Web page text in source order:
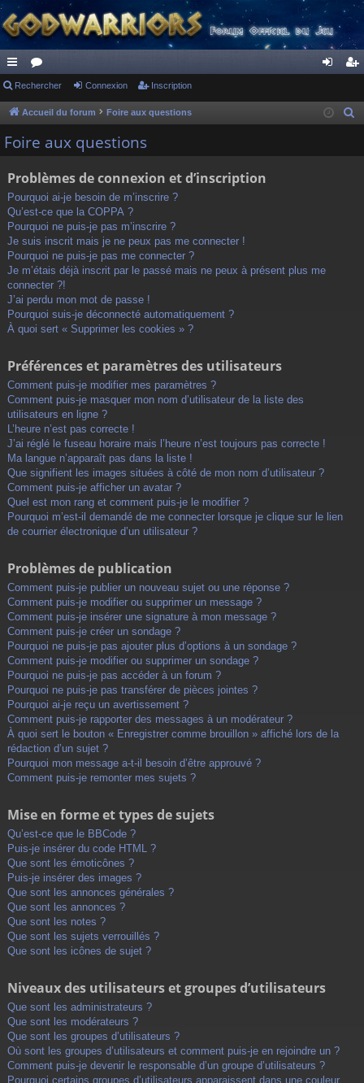
ac
co
ur
s
or
u ne cri
Rechercher Connexion Inscription
Accueil du forum Foire aux questions
Foire aux questions
Problèmes de connexion et d’inscription
Pourquoi ai-je besoin de m’inscrire ?
Qu’est-ce que la COPPA ?
Pourquoi ne puis-je pas m’inscrire ?
Je suis inscrit mais je ne peux pas me connecter !
Pourquoi ne puis-je pas me connecter ?
Je m’étais déjà inscrit par le passé mais ne peux à présent plus me
connecter ?!
J’ai perdu mon mot de passe !
Pourquoi suis-je déconnecté automatiquement ?
À quoi sert « Supprimer les cookies » ?
Préférences et paramètres des utilisateurs
Comment puis-je modifier mes paramètres ?
Comment puis-je masquer mon nom d’utilisateur de la liste des
utilisateurs en ligne ?
L’heure n’est pas correcte !
J’ai réglé le fuseau horaire mais l’heure n’est toujours pas correcte !
Ma langue n’apparaît pas dans la liste !
Que signifient les images situées à côté de mon nom d’utilisateur ?
Comment puis-je afficher un avatar ?
Quel est mon rang et comment puis-je le modifier ?
Pourquoi m’est-il demandé de me connecter lorsque je clique sur le lien
de courrier électronique d’un utilisateur ?
Problèmes de publication
Comment puis-je publier un nouveau sujet ou une réponse ?
Comment puis-je modifier ou supprimer un message ?
Comment puis-je insérer une signature à mon message ?
Comment puis-je créer un sondage ?
Pourquoi ne puis-je pas ajouter plus d’options à un sondage ?
Comment puis-je modifier ou supprimer un sondage ?
Pourquoi ne puis-je pas accéder à un forum ?
Pourquoi ne puis-je pas transférer de pièces jointes ?
Pourquoi ai-je reçu un avertissement ?
Comment puis-je rapporter des messages à un modérateur ?
À quoi sert le bouton « Enregistrer comme brouillon » affiché lors de la
rédaction d’un sujet ?
Pourquoi mon message a-t-il besoin d’être approuvé ?
Comment puis-je remonter mes sujets ?
Mise en forme et types de sujets
Qu’est-ce que le BBCode ?
Puis-je insérer du code HTML ?
Que sont les émoticônes ?
Puis-je insérer des images ?
Que sont les annonces générales ?
Que sont les annonces ?
Que sont les notes ?
Que sont les sujets verrouillés ?
Que sont les icônes de sujet ?
Niveaux des utilisateurs et groupes d’utilisateurs
Que sont les administrateurs ?
Que sont les modérateurs ?
Que sont les groupes d’utilisateurs ?
Où sont les groupes d’utilisateurs et comment puis-je en rejoindre un ?
Comment puis-je devenir le responsable d’un groupe d’utilisateurs ?
Pourquoi certains groupes d’utilisateurs apparaissent dans une couleur